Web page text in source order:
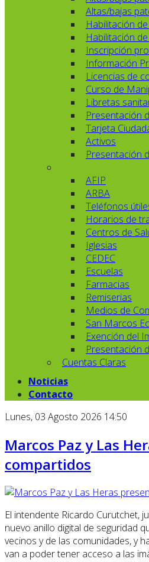
Altas/bajas
Habilitación
Habilitación
Inscripción
Información
Licencias de
Curso de
Libretas
Presentación
Tarjeta
Activos
Presentación
AFIP
ARBA
Teléfonos
Horarios de
Centros de
Iglesias
CEDEC
Escuelas
Farmacias
Remiserias
Medios de
San Marcos
Exención del
Presentación
Cuentas Claras
Noticias
Contacto
Lunes, 03 Agosto 2026 14:50
Marcos Paz y Las
compartidos
El intendente Ricardo Curutchet,
nuevo anillo digital de seguridad
vecinos y de las comunidades, y
van a poder tener acceso a las